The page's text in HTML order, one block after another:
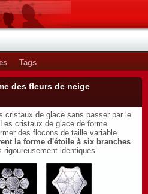
Tags
des fleurs de neige
cristaux de glace sans passer par le
cristaux de glace de forme
des flocons de taille variable.
la forme d'étoile à six branches
identiques.